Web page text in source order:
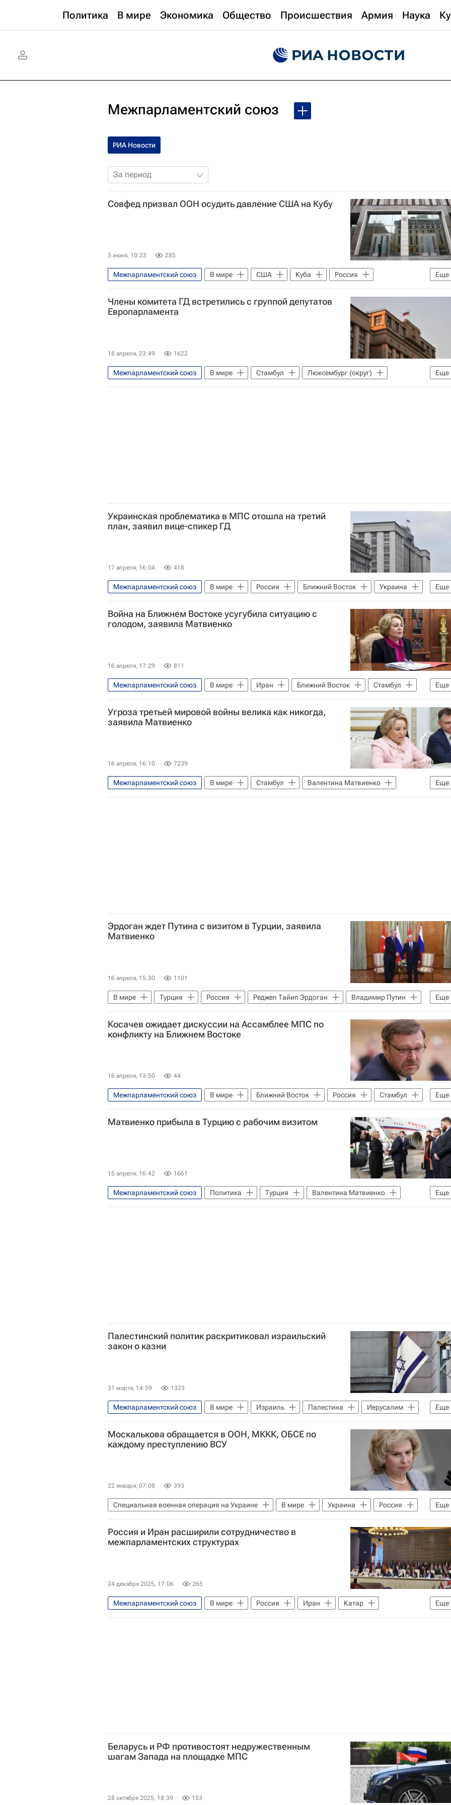
Политика В мире Экономика Общество Происшествия Армия Наука
Межпарламентский союз
РИА Новости
За период
Совфед призвал ООН осудить давление США на Кубу
3 июня, 10:23 285
Еще
Межпарламентский союз В мире США Куба
Россия
Совет Федерации РФ
ООН
Члены комитета ГД встретились с группой депутатов
Европарламента
18 апреля, 23:49 1622
Еще
Межпарламентский союз В мире Стамбул
Люксембург (округ)
Брюссель
Леонид Слуцкий (политик)
Фернан Картайзер
Украинская проблематика в МПС отошла на третий
план, заявил вице-спикер ГД
17 апреля, 16:04 418
Еще
Межпарламентский союз В мире Россия Ближний Восток
Украина
Петр Толстой
Валентина Матвиенко Госдума РФ Совет Федерации РФ
Война на Ближнем Востоке усугубила ситуацию с
голодом, заявила Матвиенко
16 апреля, 17:29 811
Еще
Межпарламентский союз В мире Иран Ближний Восток
Стамбул
Валентина Матвиенко
Али Хаменеи
Али Шамхани
Совет Федерации РФ
ООН
Угроза третьей мировой войны велика как никогда,
заявила Матвиенко
16 апреля, 16:10 7239
Еще
Межпарламентский союз В мире Стамбул
Валентина Матвиенко
Совет Федерации РФ
ООН
Эрдоган ждет Путина с визитом в Турции, заявила
Матвиенко
16 апреля, 15:30 1101
Еще
В мире Турция Россия Реджеп Тайип Эрдоган
Владимир Путин
Валентина Матвиенко
Совет Федерации РФ
Косачев ожидает дискуссии на Ассамблее МПС по
конфликту на Ближнем Востоке
16 апреля, 13:50 44
Еще
Межпарламентский союз В мире Ближний Восток Россия
Стамбул
Константин Косачев
Валентина Матвиенко Совет Федерации РФ ООН
Матвиенко прибыла в Турцию с рабочим визитом
15 апреля, 16:42 1661
Еще
Межпарламентский союз Политика Турция
Валентина Матвиенко
Стамбул
Константин Косачев Инна Святенко Совет Федерации РФ
Палестинский политик раскритиковал израильский
закон о казни
31 марта, 14:59 1323
Еще
Межпарламентский союз В мире Израиль Палестина
Иерусалим
Биньямин Нетаньяху
Международный уголовный суд ООН
Москалькова обращается в ООН, МККК, ОБСЕ по
каждому преступлению ВСУ
22 января, 07:08 393
Еще
Специальная военная операция на Украине В мире Украина
Россия
Татьяна Москалькова
ООН
Вооруженные силы Украины
Международный комитет Красного Креста (МККК)
Россия и Иран расширили сотрудничество в
межпарламентских структурах
24 декабря 2025, 17:06 265
Еще
Межпарламентский союз В мире Россия Иран
Катар
Генеральная Ассамблея ООН
ООН
Беларусь и РФ противостоят недружественным
шагам Запада на площадке МПС
28 октября 2025, 18:39 153